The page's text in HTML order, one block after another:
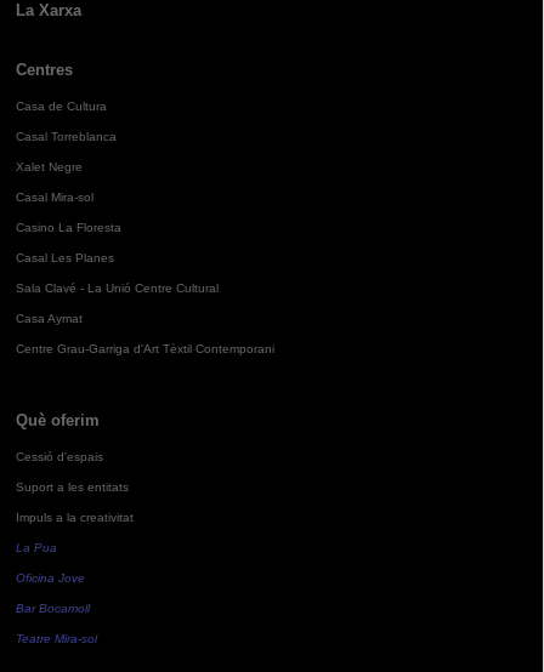
La Xarxa
Centres
Casa de Cultura
Casal Torreblanca
Xalet Negre
Casal Mira-sol
Casino La Floresta
Casal Les Planes
Sala Clavé - La Unió Centre Cultural
Casa Aymat
Centre Grau-Garriga d'Art Tèxtil Contemporani
Què oferim
Cessió d'espais
Suport a les entitats
Impuls a la creativitat
La Pua
Oficina Jove
Bar Bocamoll
Teatre Mira-sol